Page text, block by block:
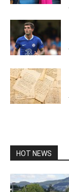
HOT NEWS